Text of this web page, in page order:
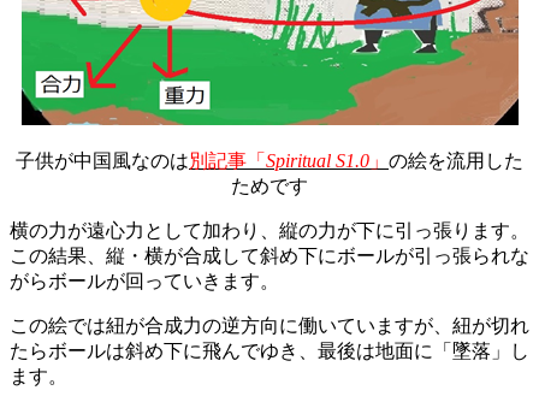
子供が中国風なのは別記事「 Spiritual S1.0 」 の絵を流用した
ためです
横の力が遠心力として加わり、縦の力が下に引っ張ります。
この結果、縦・横が合成して斜め下にボールが引っ張られな
がらボールが回っていきます。
この絵では紐が合成力の逆方向に働いていますが、紐が切れ
たらボールは斜め下に飛んでゆき、最後は地面に「墜落」し
ます。